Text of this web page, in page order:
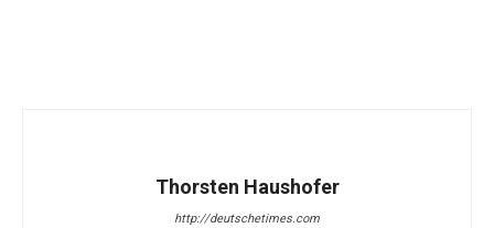
Thorsten Haushofer
http://deutschetimes.com